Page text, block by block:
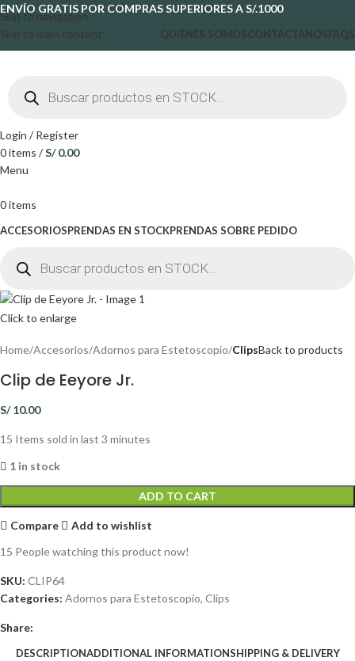
Skip to navigation
Skip to main content
ENVÍO GRATIS POR COMPRAS SUPERIORES A S/.1000
QUIÉNES SOMOSCONTÁCTANOSFAQS
Login / Register
0items /S/0.00
Menu
0items
ACCESORIOSPRENDAS EN STOCKPRENDAS SOBRE PEDIDO
Click to enlarge
Home Accesorios Adornos para Estetoscopio ClipsBack to products
Clip de Eeyore Jr.
S/10.00
15 Items sold in last 3 minutes
1 in stock
ADD TO CART
Compare
Add to wishlist
15 People watching this product now!
SKU: CLIP64
Categories: Adornos para Estetoscopio, Clips
Share:
DESCRIPTIONADDITIONAL INFORMATIONSHIPPING & DELIVERY